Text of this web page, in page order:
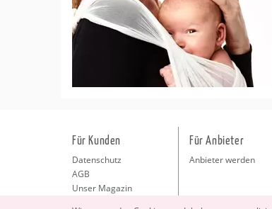
Für Kunden
Datenschutz
AGB
Unser Magazin
Für Anbieter
Anbieter werden